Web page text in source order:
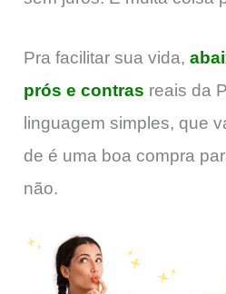
Pra facilitar sua vida,
prós e contras reais da
linguagem simples, que
de é uma boa compra
não.